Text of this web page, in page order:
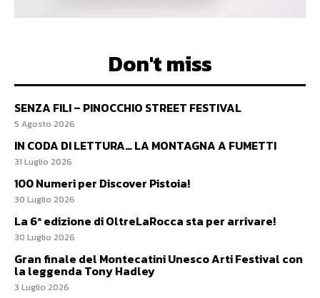
Don't miss
SENZA FILI – PINOCCHIO STREET FESTIVAL
5 Agosto 2026
IN CODA DI LETTURA… LA MONTAGNA A FUMETTI
31 Luglio 2026
100 Numeri per Discover Pistoia!
30 Luglio 2026
La 6ª edizione di OltreLaRocca sta per arrivare!
30 Luglio 2026
Gran finale del Montecatini Unesco Arti Festival con
la leggenda Tony Hadley
3 Luglio 2026